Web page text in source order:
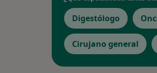
Digestólogo
Cirujano general